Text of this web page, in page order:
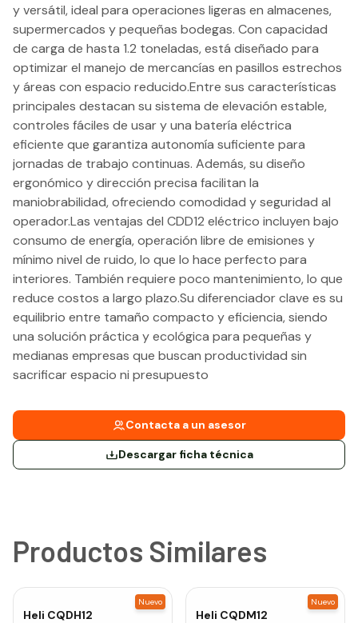
y versátil, ideal para operaciones ligeras en almacenes,
supermercados y pequeñas bodegas. Con capacidad
de carga de hasta 1.2 toneladas, está diseñado para
optimizar el manejo de mercancías en pasillos estrechos
y áreas con espacio reducido.Entre sus características
principales destacan su sistema de elevación estable,
controles fáciles de usar y una batería eléctrica
eficiente que garantiza autonomía suficiente para
jornadas de trabajo continuas. Además, su diseño
ergonómico y dirección precisa facilitan la
maniobrabilidad, ofreciendo comodidad y seguridad al
operador.Las ventajas del CDD12 eléctrico incluyen bajo
consumo de energía, operación libre de emisiones y
mínimo nivel de ruido, lo que lo hace perfecto para
interiores. También requiere poco mantenimiento, lo que
reduce costos a largo plazo.Su diferenciador clave es su
equilibrio entre tamaño compacto y eficiencia, siendo
una solución práctica y ecológica para pequeñas y
medianas empresas que buscan productividad sin
sacrificar espacio ni presupuesto
Contacta a un asesor
Descargar ficha técnica
Productos Similares
Heli CQDH12
Nuevo
Heli CQDM12
Nuevo